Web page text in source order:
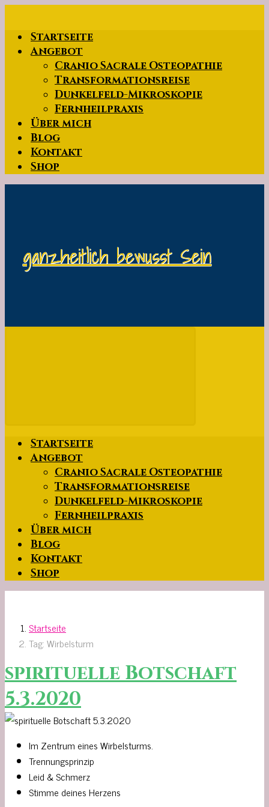
Hauptinhalt
springen
Startseite
Angebot
Cranio Sacrale Osteopathie
Transformationsreise
Dunkelfeld-Mikroskopie
Fernheilpraxis
Über mich
Blog
Kontakt
Shop
ganzheitlich bewusst Sein
Startseite
Angebot
Cranio Sacrale Osteopathie
Transformationsreise
Dunkelfeld-Mikroskopie
Fernheilpraxis
Über mich
Blog
Kontakt
Shop
Startseite
Tag: Wirbelsturm
spirituelle Botschaft
5.3.2020
Im Zentrum eines Wirbelsturms.
Trennungsprinzip
Leid & Schmerz
Stimme deines Herzens